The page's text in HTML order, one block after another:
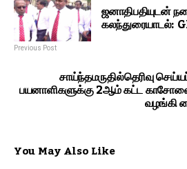
ஜனாதிபதியுடன்
கலந்துரையாடல்:
Previous Post
சாய்ந்தமருதில்தெரிவு
பயனாளிகளுக்கு 2ஆம் கட்ட
வழங்கி
You May Also Like